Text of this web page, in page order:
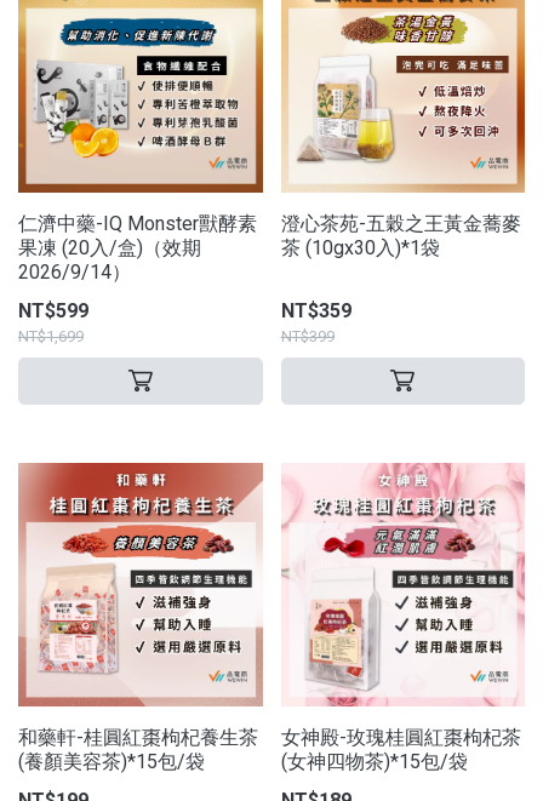
仁濟中藥-IQ Monster獸酵素
果凍 (20入/盒)（效期
2026/9/14）
NT$599
NT$1,699
澄心茶苑-五穀之王黃金蕎麥
茶 (10gx30入)*1袋
NT$359
NT$399
和藥軒-桂圓紅棗枸杞養生茶
(養顏美容茶)*15包/袋
女神殿-玫瑰桂圓紅棗枸杞茶
(女神四物茶)*15包/袋